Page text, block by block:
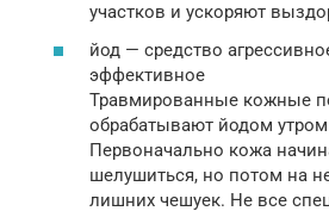
участков и ускоряют
йод — средство
эффективное
Травмированные кожные
обрабатывают йодом
Первоначально кожа
шелушиться, но потом на
лишних чешуек. Не все